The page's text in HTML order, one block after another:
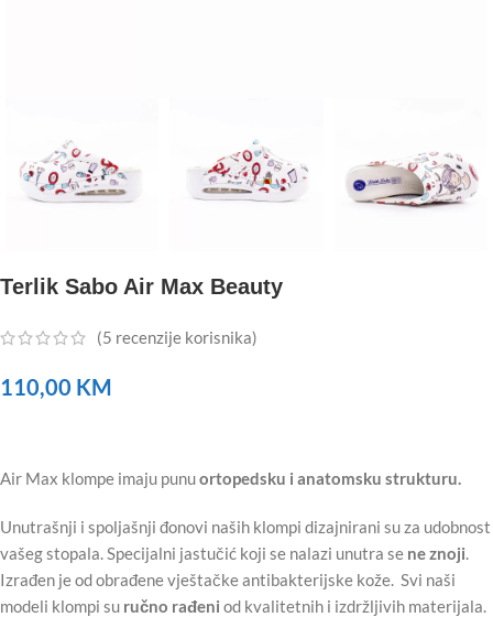
Terlik Sabo Air Max Beauty
(5 recenzije korisnika)
110,00 KM
Air Max klompe imaju punuortopedsku i anatomsku strukturu.
Unutrašnji i spoljašnji đonovi naših klompi dizajnirani su za udobnost
vašeg stopala. Specijalni jastučić koji se nalazi unutra se ne znoji
Izrađen je od obrađene vještačke antibakterijske kože. Svi naši
modeli klompi su ručno rađeni od kvalitetnih i izdržljivih materijala.